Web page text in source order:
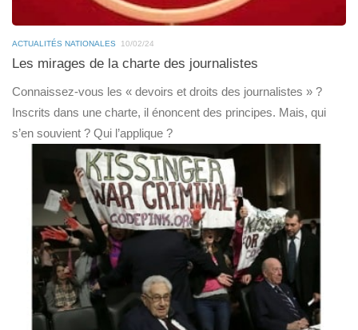
ACTUALITÉS NATIONALES 10/02/24
Les mirages de la charte des journalistes
Connaissez-vous les « devoirs et droits des journalistes » ?
Inscrits dans une charte, il énoncent des principes. Mais, qui
s’en souvient ? Qui l’applique ?